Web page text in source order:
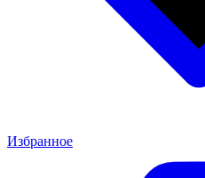
Избранное